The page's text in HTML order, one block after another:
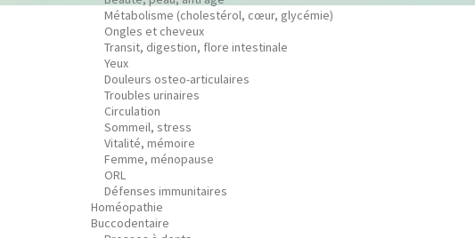
Métabolisme (cholestérol, cœur, glycémie)
Ongles et cheveux
Transit, digestion, flore intestinale
Yeux
Douleurs osteo-articulaires
Troubles urinaires
Circulation
Sommeil, stress
Vitalité, mémoire
Femme, ménopause
ORL
Défenses immunitaires
Homéopathie
Buccodentaire